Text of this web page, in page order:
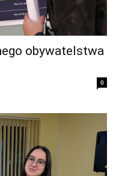
obywatelstwa
0